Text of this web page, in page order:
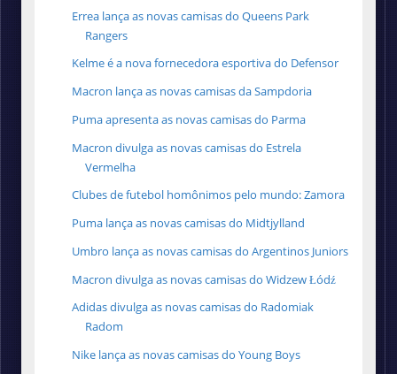
Errea lança as novas camisas do Queens Park
Rangers
Kelme é a nova fornecedora esportiva do Defensor
Macron lança as novas camisas da Sampdoria
Puma apresenta as novas camisas do Parma
Macron divulga as novas camisas do Estrela
Vermelha
Clubes de futebol homônimos pelo mundo: Zamora
Puma lança as novas camisas do Midtjylland
Umbro lança as novas camisas do Argentinos Juniors
Macron divulga as novas camisas do Widzew Łódź
Adidas divulga as novas camisas do Radomiak
Radom
Nike lança as novas camisas do Young Boys